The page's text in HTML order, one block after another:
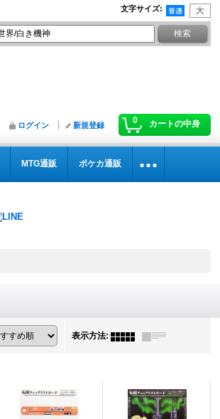
文字サイズ:
0 カートの中身
ログイン 新規登録
MTG通販 ポケカ通販
表示方法: